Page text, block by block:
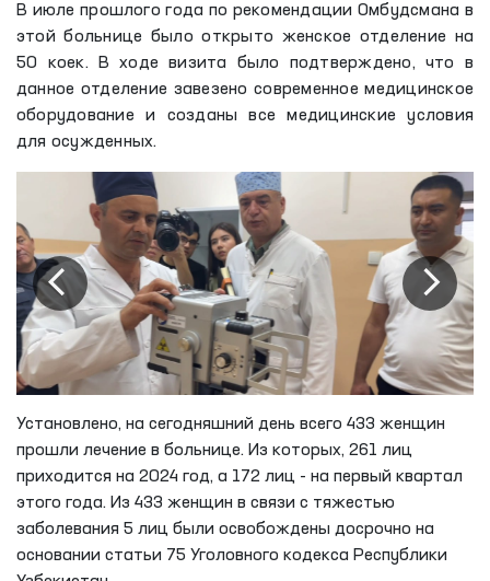
В июле прошлого года по рекомендации Омбудсмана в
этой больнице было открыто женское отделение на
50 коек. В ходе визита было подтверждено, что в
данное отделение завезено современное медицинское
оборудование и созданы все медицинские условия
для осужденных.
Установлено, на сегодняшний день всего 433 женщин
прошли лечение в больнице. Из которых, 261 лиц
приходится на 2024 год, а 172 лиц - на первый квартал
этого года. Из 433 женщин в связи с тяжестью
заболевания 5 лиц были освобождены досрочно на
основании статьи 75 Уголовного кодекса Республики